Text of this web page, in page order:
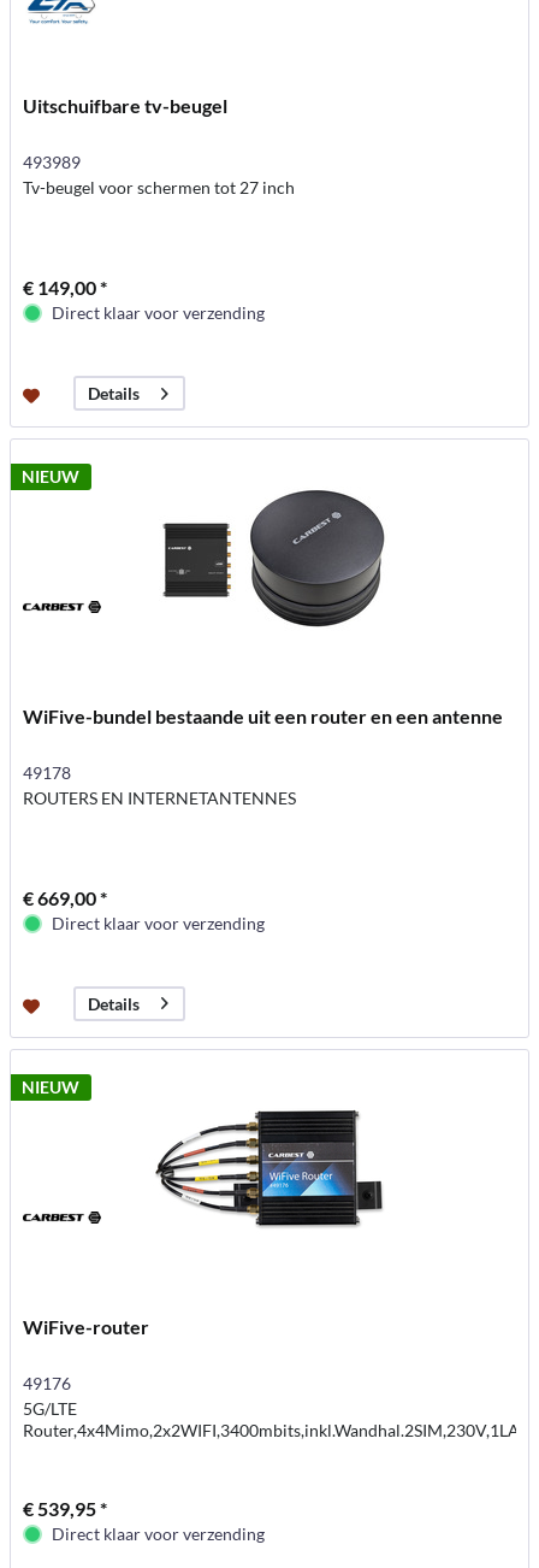
Uitschuifbare tv-beugel
493989
Tv-beugel voor schermen tot 27 inch
€ 149,00 *
Direct klaar voor verzending
Details
NIEUW
WiFive-bundel bestaande uit een router en een antenne
49178
ROUTERS EN INTERNETANTENNES
€ 669,00 *
Direct klaar voor verzending
Details
NIEUW
WiFive-router
49176
5G/LTE
Router,4x4Mimo,2x2WIFI,3400mbits,inkl.Wandhal.2SIM,230V,1LAN
€ 539,95 *
Direct klaar voor verzending